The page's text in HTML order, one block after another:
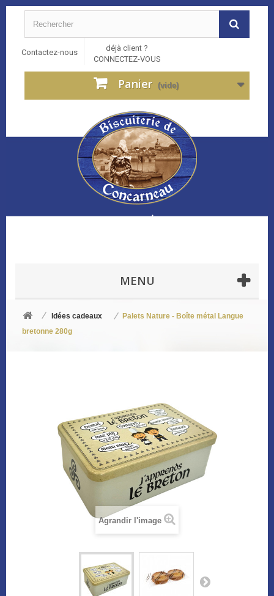
Contactez-nous
déjà client ?
CONNECTEZ-VOUS
Panier (vide)
MENU
Idées cadeaux
Palets Nature - Boîte métal Langue
bretonne 280g
Agrandir l'image